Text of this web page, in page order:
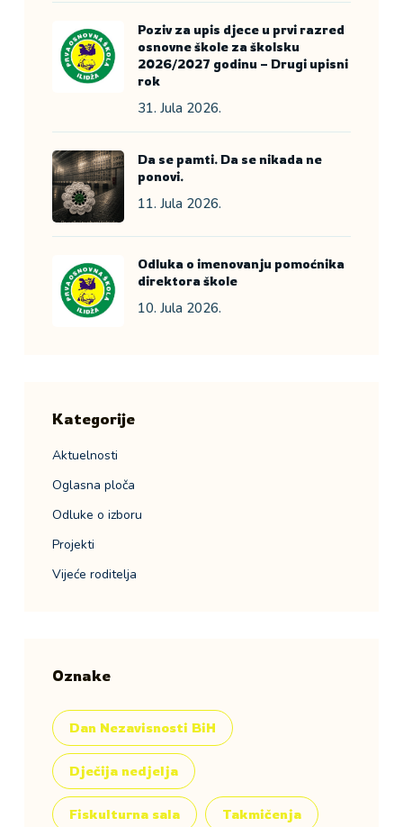
Poziv za upis djece u prvi razred
osnovne škole za školsku
2026/2027 godinu – Drugi upisni
rok
31. Jula 2026.
Da se pamti. Da se nikada ne
ponovi.
11. Jula 2026.
Odluka o imenovanju pomoćnika
direktora škole
10. Jula 2026.
Kategorije
Aktuelnosti
Oglasna ploča
Odluke o izboru
Projekti
Vijeće roditelja
Oznake
Dan Nezavisnosti BiH
Dječija nedjelja
Fiskulturna sala Takmičenja